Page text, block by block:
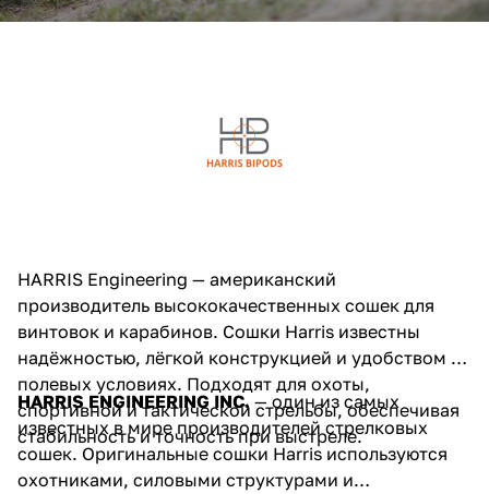
HARRIS Engineering — американский
производитель высококачественных сошек для
винтовок и карабинов. Сошки Harris известны
надёжностью, лёгкой конструкцией и удобством в
полевых условиях. Подходят для охоты,
спортивной и тактической стрельбы, обеспечивая
стабильность и точность при выстреле.
HARRIS ENGINEERING INC. — один из самых
известных в мире производителей стрелковых
сошек. Оригинальные сошки Harris используются
охотниками, силовыми структурами и